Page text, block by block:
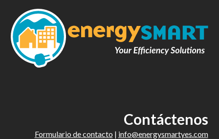
Contáctenos
Formulario de contacto | info@energysmartyes.com